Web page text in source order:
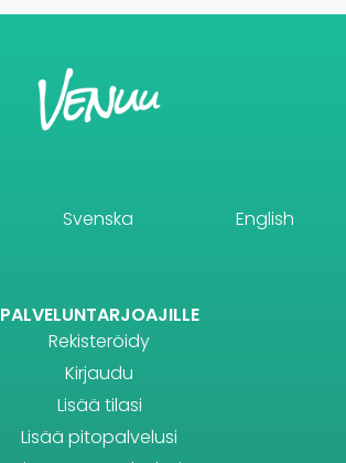
Svenska English
PALVELUNTARJOAJILLE
Rekisteröidy
Kirjaudu
Lisää tilasi
Lisää pitopalvelusi